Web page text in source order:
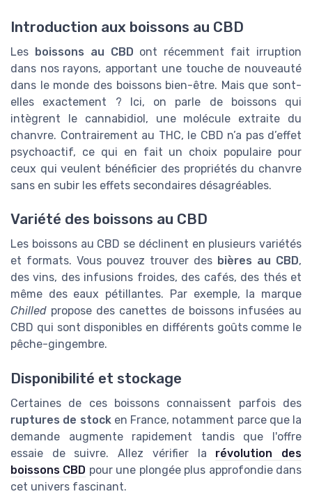
Introduction aux boissons au CBD
Les boissons au CBD ont récemment fait irruption
dans nos rayons, apportant une touche de nouveauté
dans le monde des boissons bien-être. Mais que sont-
elles exactement ? Ici, on parle de boissons qui
intègrent le cannabidiol, une molécule extraite du
chanvre. Contrairement au THC, le CBD n’a pas d’effet
psychoactif, ce qui en fait un choix populaire pour
ceux qui veulent bénéficier des propriétés du chanvre
sans en subir les effets secondaires désagréables.
Variété des boissons au CBD
Les boissons au CBD se déclinent en plusieurs variétés
et formats. Vous pouvez trouver des bières au CBD,
des vins, des infusions froides, des cafés, des thés et
même des eaux pétillantes. Par exemple, la marque
Chilled propose des canettes de boissons infusées au
CBD qui sont disponibles en différents goûts comme le
pêche-gingembre.
Disponibilité et stockage
Certaines de ces boissons connaissent parfois des
ruptures de stocken France, notamment parce que la
demande augmente rapidement tandis que l'offre
essaie de suivre. Allez vérifier la révolution des
boissons CBD pour une plongée plus approfondie dans
cet univers fascinant.